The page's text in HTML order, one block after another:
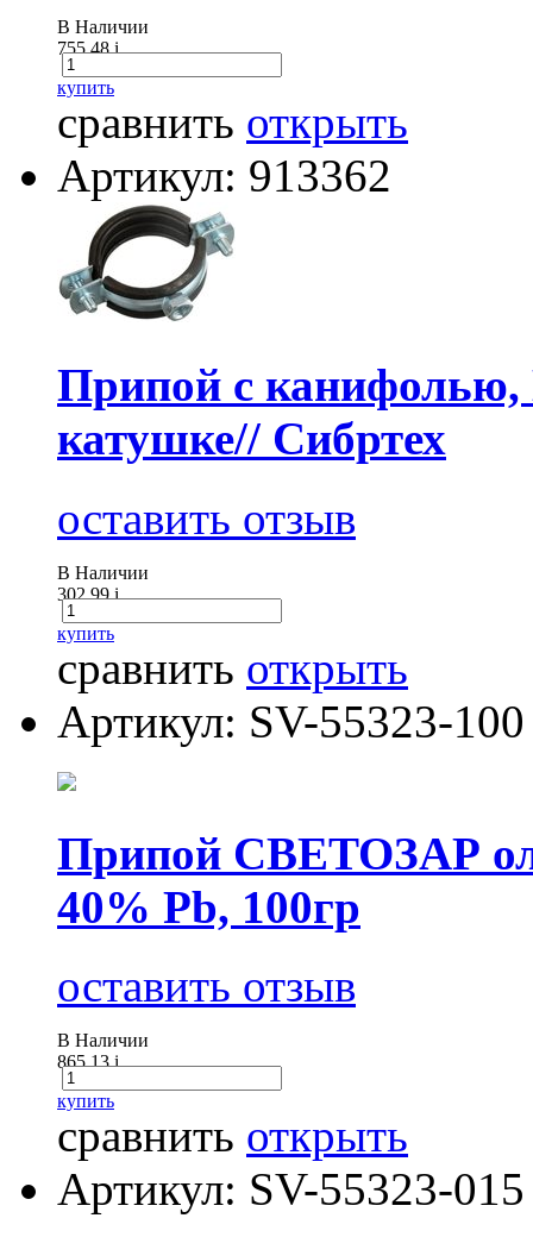
В Наличии
755.48i
купить
сравнить открыть
Артикул: 913362
Припой с канифолью,
катушке// Сибртех
оставить отзыв
В Наличии
302.99i
купить
сравнить открыть
Артикул: SV-55323-100
Припой СВЕТОЗАР
40% Pb, 100гр
оставить отзыв
В Наличии
865.13i
купить
сравнить открыть
Артикул: SV-55323-015